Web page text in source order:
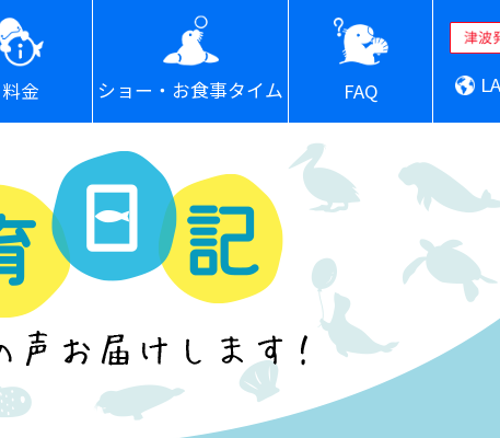
料金 ショー・お食事タイム FAQ